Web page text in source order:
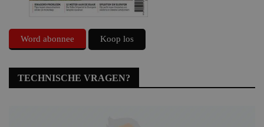
Word abonnee Koop los
TECHNISCHE VRAGEN?